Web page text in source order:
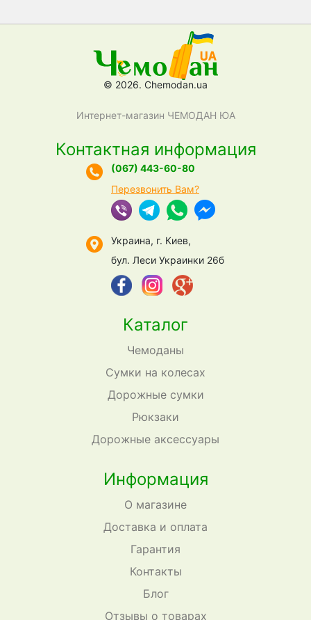
© 2026. Chemodan.ua
Интернет-магазин ЧЕМОДАН ЮА
Каталог
Чемоданы
Сумки на колесах
Дорожные сумки
Рюкзаки
Дорожные аксессуары
Информация
О магазине
Доставка и оплата
Гарантия
Контакты
Блог
Отзывы о товарах
Контактная информация
(067) 443-60-80
Перезвонить Вам?
Украина, г. Киев,
бул. Леси Украинки 26б